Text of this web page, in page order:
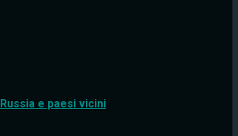
Russia e paesi vicini